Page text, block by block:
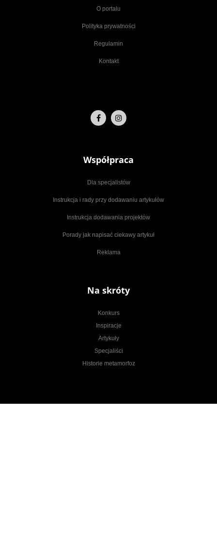
O portalu
Polityka prywatności
Regulamin
Kontakt
Współpraca
Dla specjalistów
Instrukcja i rady przy dodawaniu artykułów
Instrukcja dodawania projektów
Porady jak napisać ciekawy artykuł
Reklama
Na skróty
Konkurs
Inspiracje
Artykuły
Specjaliści
Historie metamorfoz